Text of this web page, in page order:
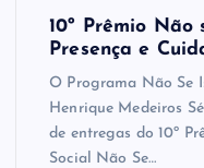
10º Prêmio Não
Presença e
O Programa Não Se
Henrique Medeiros
de entregas do 10º
Social Não Se…